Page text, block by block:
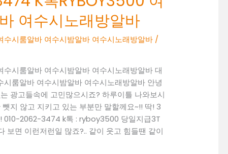
여수시노래방알바
시룸알바 여수시밤알바 여수시노래방알바 /
시룸알바 여수시밤알바 여수시노래방알바 대
룸알바 여수시밤알바 여수시노래방알바 안녕
광고들속에 고민많으시죠? 하루이틀 나와보시
지 않고 지키고 있는 부분만 말할께요~!! 딱! 3
010-2062-3474 k톡 : ryboy3500 당일지급3T
보면 이런저런일 많죠?.. 같이 웃고 힘들땐 같이